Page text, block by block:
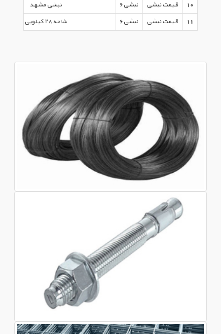
10
قیمت نبشی نبشی ۶
نبشی مشهد
11
قیمت نبشی نبشی ۶ شاخه ۲۸ کیلویی